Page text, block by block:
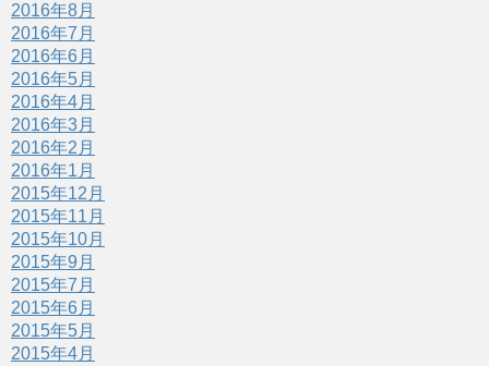
2016年8月
2016年7月
2016年6月
2016年5月
2016年4月
2016年3月
2016年2月
2016年1月
2015年12月
2015年11月
2015年10月
2015年9月
2015年7月
2015年6月
2015年5月
2015年4月